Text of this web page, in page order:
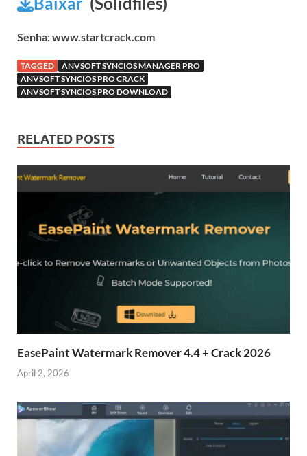
Senha: www.startcrack.com
TAGGED
ANVSOFT SYNCIOS MANAGER PRO
ANVSOFT SYNCIOS PRO CRACK
ANVSOFT SYNCIOS PRO DOWNLOAD
RELATED POSTS
EasePaint Watermark Remover 4.4 + Crack 2026
April 2, 2026